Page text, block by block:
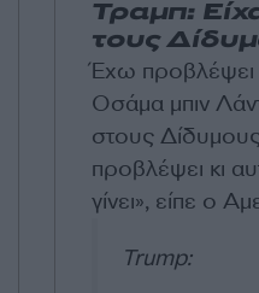
Τραμπ:
τους
Έχω προβλέψει
Οσάμα μπιν
στους
προβλέψει κι
γίνει», είπε ο
Trump: